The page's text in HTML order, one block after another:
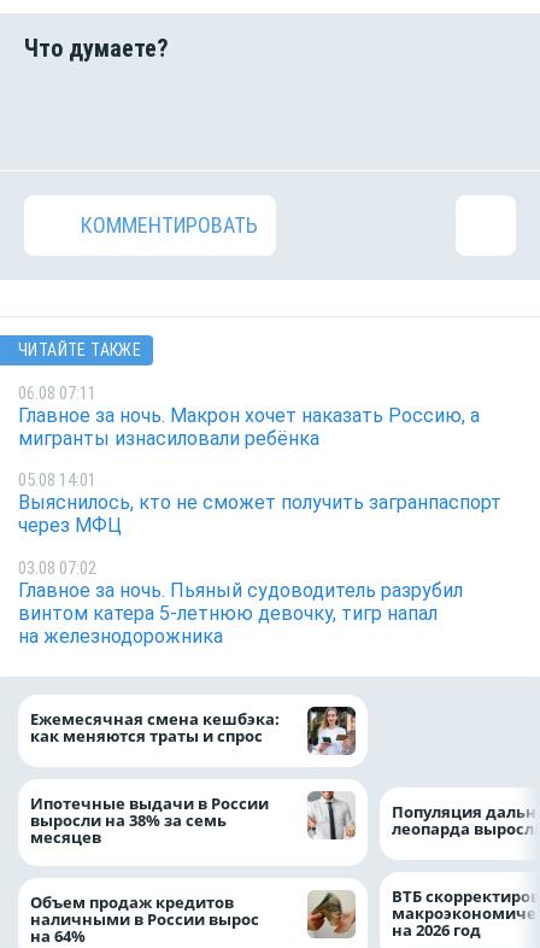
КОММЕНТИРОВАТЬ
ЧИТАЙТЕ ТАКЖЕ
06.08 07:11
Главное за ночь. Макрон хочет наказать Россию, а
мигранты изнасиловали ребёнка
05.08 14:01
Выяснилось, кто не сможет получить загранпаспорт
через МФЦ
03.08 07:02
Главное за ночь. Пьяный судоводитель разрубил
винтом катера 5-летнюю девочку, тигр напал
на железнодорожника
Ежемесячная смена кешбэка:
как меняются траты и спрос
Ипотечные выдачи в России
выросли на 38% за семь
месяцев
Объем продаж кредитов
наличными в России вырос
на 64%
Популяция
леопарда
ВТБ
на 2026 год